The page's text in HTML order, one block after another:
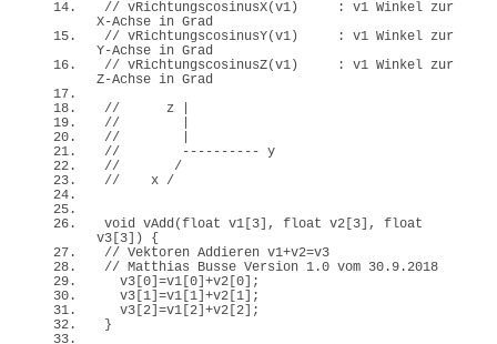
// vRichtungscosinusX(v1)     : v1 Winkel zur
X-Achse in Grad
// vRichtungscosinusY(v1)     : v1 Winkel zur
Y-Achse in Grad
// vRichtungscosinusZ(v1)     : v1 Winkel zur
Z-Achse in Grad
//      z |
//        |
//        |
//        ---------- y
//       /
//    x /
void vAdd (float v1 [3] , float v2 [3] , float
v3 [3])
{
// Vektoren Addieren v1+v2=v3
// Matthias Busse Version 1.0 vom 30.9.2018
  v3
[0] =v1 [0] +v2 [0] ;
  v3
[1] =v1 [1] +v2 [1] ;
  v3
[2] =v1 [2] +v2 [2] ;
}